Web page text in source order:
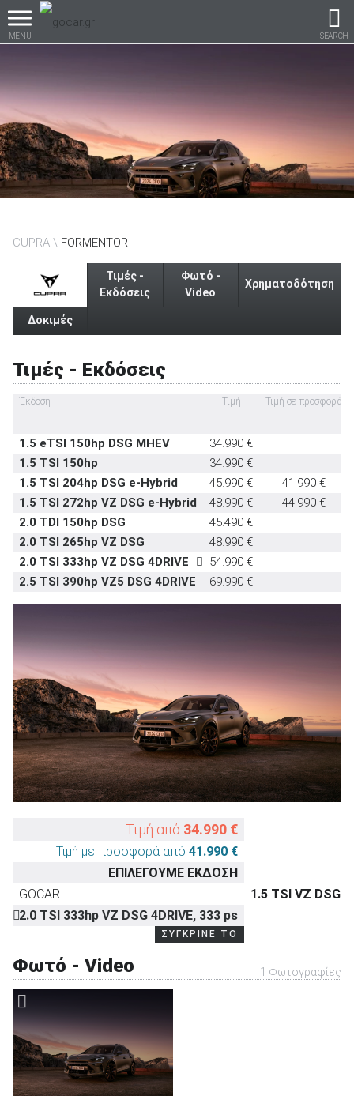
MENU SEARCH
Βρες τα πάντα για το
αυτοκίνητο!
Καινούρια
ΑΝΑΖΗΤΗΣΗ
Μεταχειρισμένα
ΑΝΑΖΗΤΗΣΗ
Επιχειρήσεις
ΑΝΑΖΗΤΗΣΗ
CUPRA FORMENTOR
Τιμές -
Εκδόσεις
Φωτό -
Video
Χρηματοδότηση
Δοκιμές
Τιμές - Εκδόσεις
Έκδοση Τιμή Τιμή σε προσφορά
1.5 eTSI 150hp DSG MHEV
34.990 €
1.5 TSI 150hp
34.990 €
1.5 TSI 204hp DSG e-Hybrid
45.990 €
41.990 €
1.5 TSI 272hp VZ DSG e-Hybrid
48.990 €
44.990 €
2.0 TDI 150hp DSG
45.490 €
2.0 TSI 265hp VZ DSG
48.990 €
2.0 TSI 333hp VZ DSG 4DRIVE
54.990 €
2.5 TSI 390hp VZ5 DSG 4DRIVE
69.990 €
Τιμή από 34.990 €
Τιμή με προσφορά από 41.990 €
ΕΠΙΛΕΓΟΥΜΕ ΕΚΔΟΣΗ
GOCAR
1.5 TSI VZ DSG
2.0 TSI 333hp VZ DSG 4DRIVE, 333 ps
ΣΥΓΚΡΙΝΕ ΤΟ
Φωτό - Video 1 Φωτογραφίες